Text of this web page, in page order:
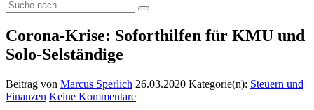
Corona-Krise: Soforthilfen für KMU und
Solo-Selständige
Beitrag von Marcus Sperlich 26.03.2020 Kategorie(n): Steuern und
Finanzen Keine Kommentare